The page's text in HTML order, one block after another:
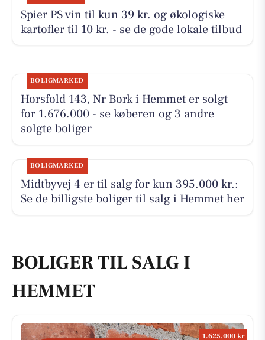
Spier PS vin til kun 39 kr. og økologiske
kartofler til 10 kr. - se de gode lokale tilbud
BOLIGMARKED
Horsfold 143, Nr Bork i Hemmet er solgt
for 1.676.000 - se køberen og 3 andre
solgte boliger
BOLIGMARKED
Midtbyvej 4 er til salg for kun 395.000 kr.:
Se de billigste boliger til salg i Hemmet her
BOLIGER TIL SALG I
HEMMET
1.625.000 kr